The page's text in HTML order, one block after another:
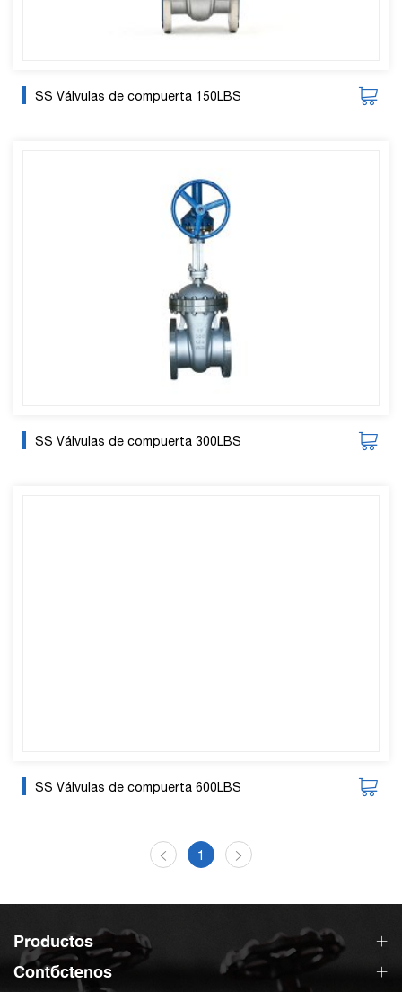
SS Válvulas de compuerta 150LBS
SS Válvulas de compuerta 300LBS
SS Válvulas de compuerta 600LBS
1
Productos
Contáctenos